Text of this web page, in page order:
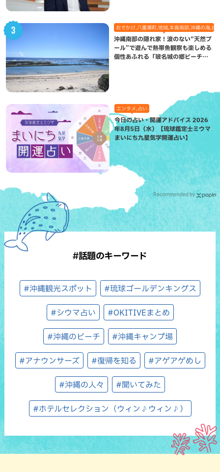
おでかけ,八重瀬町,地域,本島南部,沖縄の海,自
沖縄南部の隠れ家！波のない“天然プ
ール”で遊んで熱帯魚観察も楽しめる
個性あふれる「玻名城の郷ビーチ」
エンタメ,占い
今日の占い・開運アドバイス 2026
年8月5日（水）【琉球鑑定士ミウマ
まいにち九星気学開運占い】
Recommended by
#話題のキーワード
#沖縄観光スポット #琉球ゴールデンキングス
#シウマ占い #OKITIVEまとめ
#沖縄のビーチ #沖縄キャンプ場
#アナウンサーズ #復帰を知る #アゲアゲめし
#沖縄の人々 #聞いてみた
#ホテルセレクション（ウィン♪ウィン♪）